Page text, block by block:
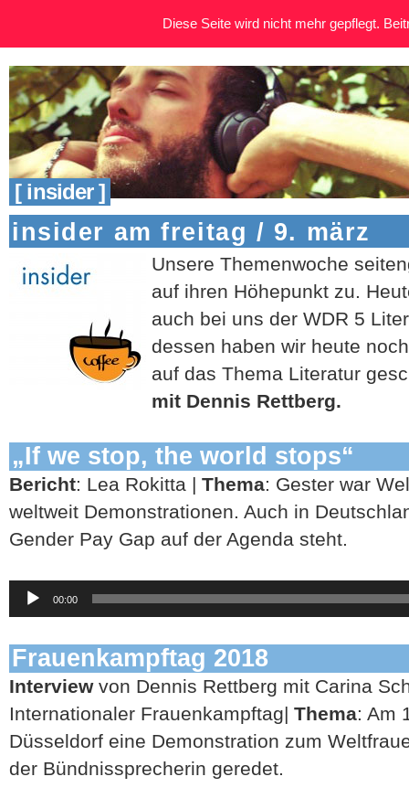
[ insider ]
insider am freitag / 9. märz
Unsere Themenwoche
auf ihren Höhepunkt zu.
auch bei uns der WDR 5
dessen haben wir heute
auf das Thema Literatur
mit Dennis Rettberg.
„If we stop, the world stops“
Bericht: Lea Rokitta | Thema: Gester war
weltweit Demonstrationen. Auch in
Gender Pay Gap auf der Agenda steht.
Audio-
Player
00:00
Frauenkampftag 2018
Interviewvon Dennis Rettberg mit Carina
Internationaler Frauenkampftag| Thema: Am
Düsseldorf eine Demonstration zum
der Bündnissprecherin geredet.
Diese Seite wird nicht mehr gepflegt.